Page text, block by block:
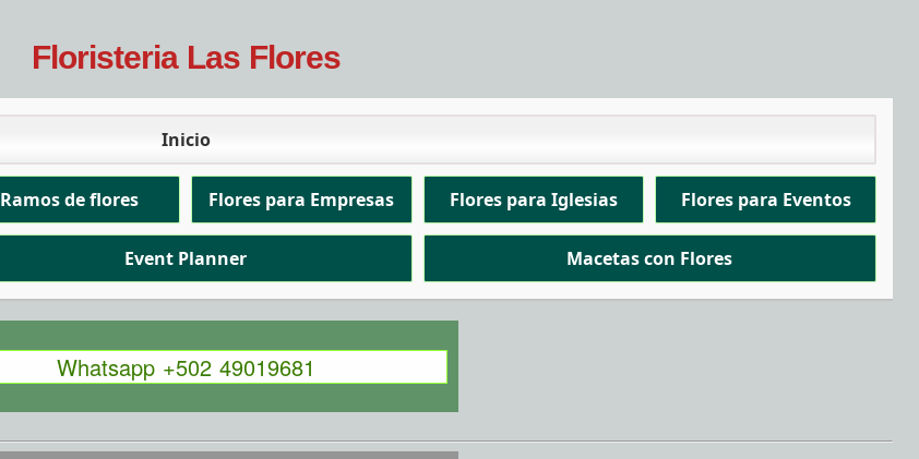
Floristeria Las Flores
Inicio
Ramos de flores Flores para Empresas Flores para Iglesias Flores para Eventos
Event Planner Macetas con Flores
Whatsapp +502 49019681